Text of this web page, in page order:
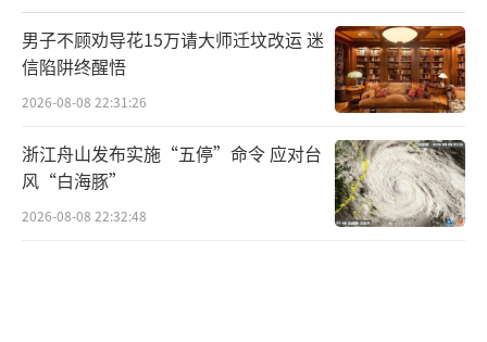
男子不顾劝导花15万请大师迁坟改运 迷
信陷阱终醒悟
2026-08-08 22:31:26
浙江舟山发布实施“五停”命令 应对台
风“白海豚”
2026-08-08 22:32:48